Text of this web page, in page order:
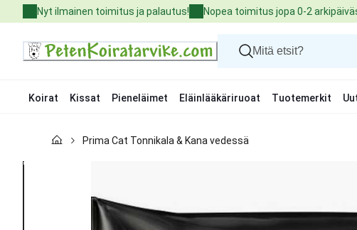
to
Nyt ilmainen toimitus ja palautus! Nopea toimitus jopa 0-2
Koirat Kissat Pieneläimet Eläinlääkäriruoat Tuotemerkit
Kissat
Prima Cat Tonnikala & Kana vedessä